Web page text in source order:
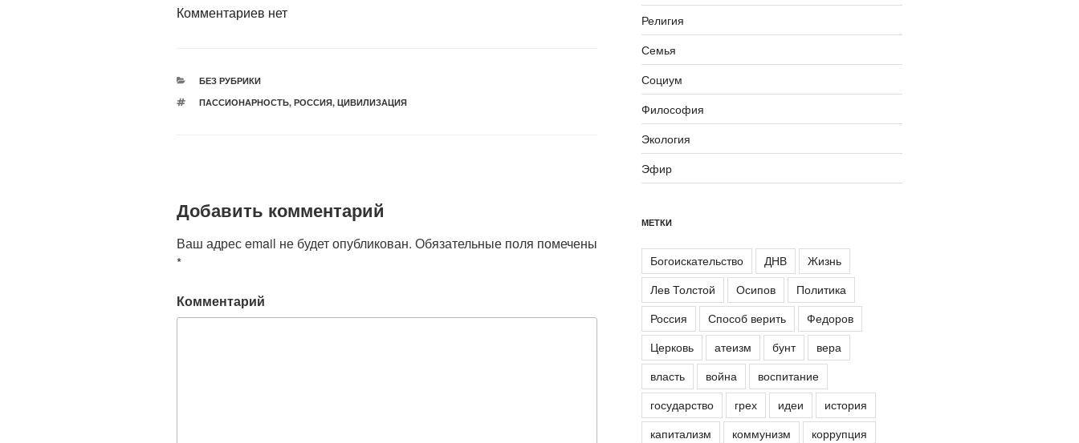
Комментариев нет
РУБРИКИ
БЕЗ РУБРИКИ
МЕТКИ
ПАССИОНАРНОСТЬ, РОССИЯ, ЦИВИЛИЗАЦИЯ
Добавить комментарий
Ваш адрес email не будет опубликован. Обязательные поля помечены
*
Комментарий
Религия
Семья
Социум
Философия
Экология
Эфир
МЕТКИ
Богоискательство ДНВ
Жизнь
Лев Толстой
Осипов
Политика
Россия
Способ верить
Федоров
Церковь
атеизм бунт
вера
власть
война
воспитание
государство
грех идеи
история
капитализм
коммунизм
коррупция